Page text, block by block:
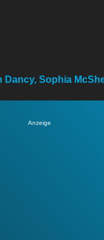
Sophia
Anzeige